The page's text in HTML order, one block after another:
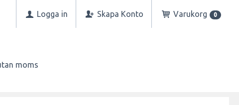
Logga in Skapa Konto Varukorg 0
moms